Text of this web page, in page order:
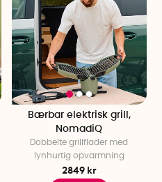
Bærbar elektrisk grill,
NomadiQ
Dobbelte grillflader med
lynhurtig opvarmning
2849 kr